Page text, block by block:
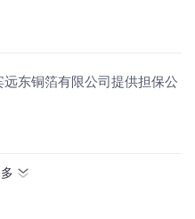
东铜箔有限公司提供担保公